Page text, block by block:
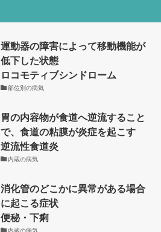
運動器の障害によって移動機能が
低下した状態
ロコモティブシンドローム
部位別の病気
胃の内容物が食道へ逆流すること
で、食道の粘膜が炎症を起こす
逆流性食道炎
内蔵の病気
消化管のどこかに異常がある場合
に起こる症状
便秘・下痢
内蔵の病気